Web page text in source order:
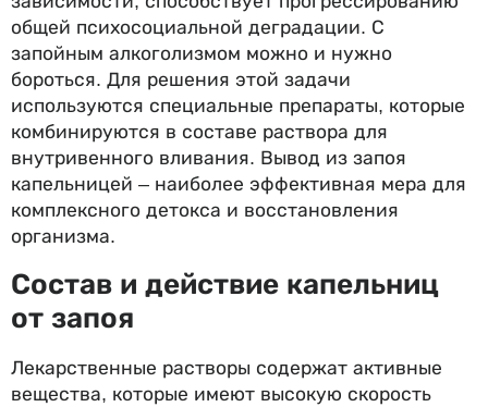
общей психосоциальной деградации. С
запойным алкоголизмом можно и нужно
бороться. Для решения этой задачи
используются специальные препараты, которые
комбинируются в составе раствора для
внутривенного вливания. Вывод из запоя
капельницей – наиболее эффективная мера для
комплексного детокса и восстановления
организма.
Состав и действие капельниц
от запоя
Лекарственные растворы содержат активные
вещества, которые имеют высокую скорость